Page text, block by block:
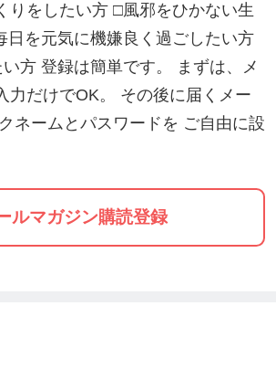
】を選択してください。
クショップコラボレーション
eventsDetail.php?ecd=320065
りをしたい方 □風邪をひかない生
日を元気に機嫌良く過ごしたい方
方 登録は簡単です。 まずは、メ
力だけでOK。 その後に届くメー
ネームとパスワードを ご自由に設
ルマガジン購読登録